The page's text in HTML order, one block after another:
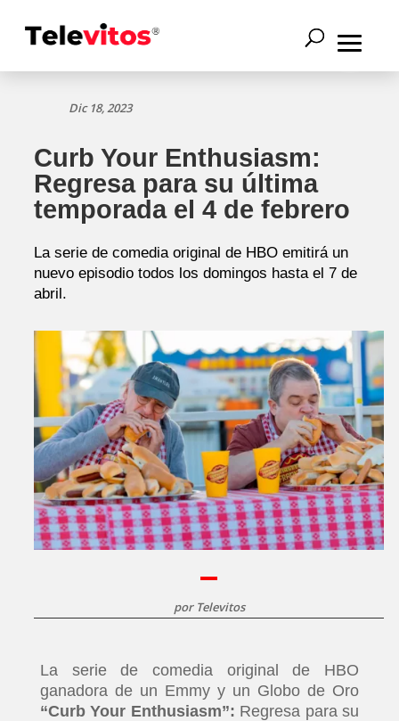
Dic 18, 2023
Curb Your Enthusiasm:
Regresa para su última
temporada el 4 de febrero
La serie de comedia original de HBO emitirá un
nuevo episodio todos los domingos hasta el 7 de
abril.
por Televitos
La serie de comedia original de HBO
ganadora de un Emmy y un Globo de Oro
“Curb Your Enthusiasm”: Regresa para su